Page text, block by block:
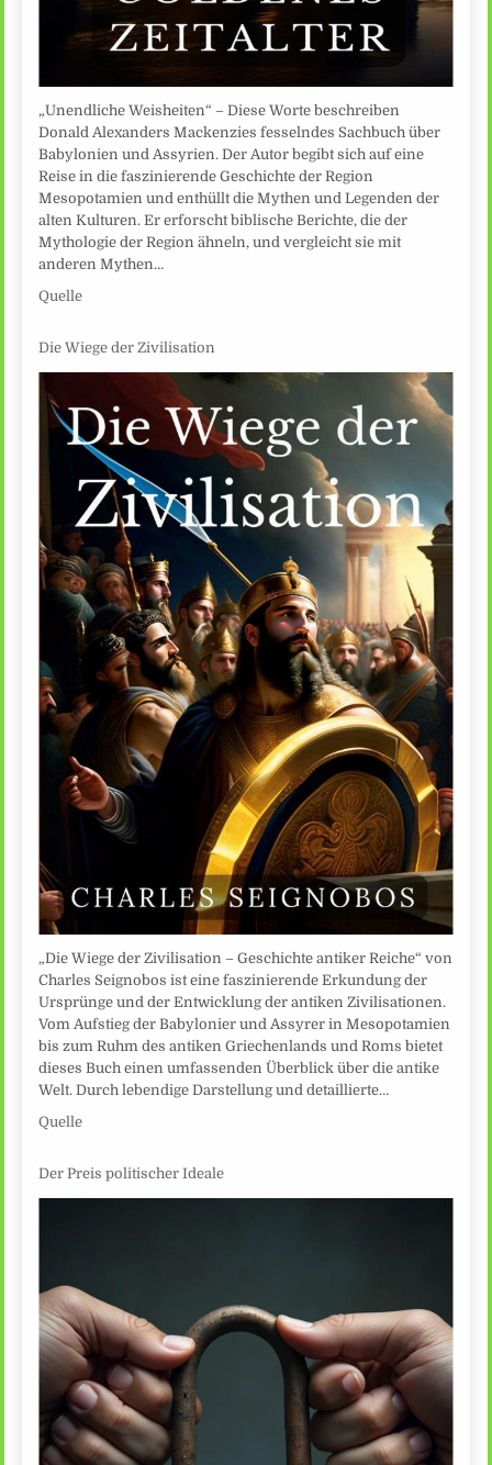
„Unendliche Weisheiten“ – Diese Worte beschreiben
Donald Alexanders Mackenzies fesselndes Sachbuch über
Babylonien und Assyrien. Der Autor begibt sich auf eine
Reise in die faszinierende Geschichte der Region
Mesopotamien und enthüllt die Mythen und Legenden der
alten Kulturen. Er erforscht biblische Berichte, die der
Mythologie der Region ähneln, und vergleicht sie mit
anderen Mythen…
Quelle
Die Wiege der Zivilisation
„Die Wiege der Zivilisation – Geschichte antiker Reiche“ von
Charles Seignobos ist eine faszinierende Erkundung der
Ursprünge und der Entwicklung der antiken Zivilisationen.
Vom Aufstieg der Babylonier und Assyrer in Mesopotamien
bis zum Ruhm des antiken Griechenlands und Roms bietet
dieses Buch einen umfassenden Überblick über die antike
Welt. Durch lebendige Darstellung und detaillierte…
Quelle
Der Preis politischer Ideale